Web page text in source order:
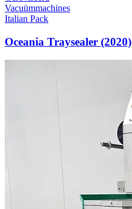
Vacuümmachines
Italian Pack
Oceania Traysealer (2020)